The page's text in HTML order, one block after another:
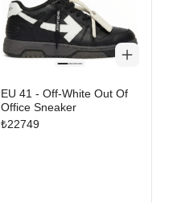
EU 41 - Off-White Out Of
Office Sneaker
₺22749